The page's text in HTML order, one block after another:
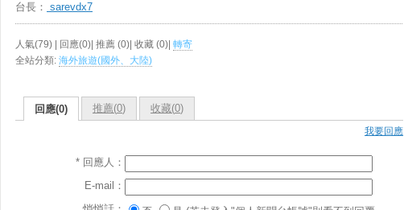
台長： sarevdx7
人氣(79) | 回應(0)| 推薦 (0)| 收藏 (0)| 轉寄
全站分類: 海外旅遊(國外、大陸)
回應(0) 推薦(0) 收藏(0)
我要回應
* 回應人：
E-mail：